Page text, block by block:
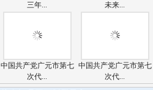
三年...
未来...
中国共产党广元市第七
次代...
中国共产党广元市第七
次代...